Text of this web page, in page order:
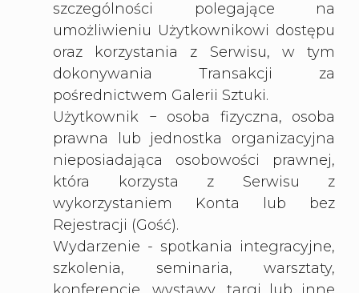
szczególności polegające na
umożliwieniu Użytkownikowi dostępu
oraz korzystania z Serwisu, w tym
dokonywania Transakcji za
pośrednictwem Galerii Sztuki.
Użytkownik − osoba fizyczna, osoba
prawna lub jednostka organizacyjna
nieposiadająca osobowości prawnej,
która korzysta z Serwisu z
wykorzystaniem Konta lub bez
Rejestracji (Gość).
Wydarzenie - spotkania integracyjne,
szkolenia, seminaria, warsztaty,